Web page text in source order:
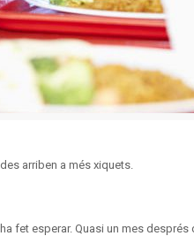
arriben a més xiquets.
fet esperar. Quasi un mes després